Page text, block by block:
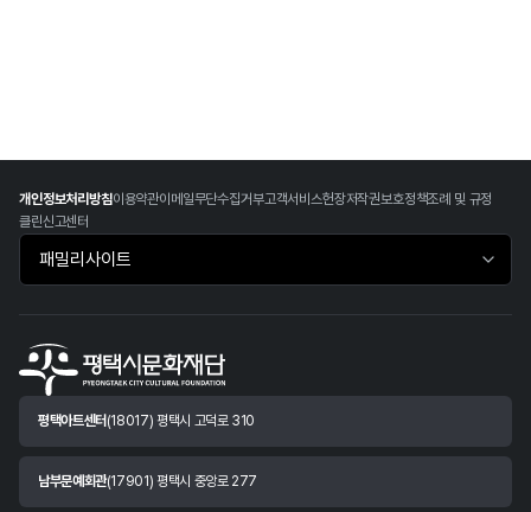
개인정보처리방침이용약관이메일무단수집거부고객서비스헌장저작권보호정책조례 및 규정
클린신고센터
패밀리사이트 바로가기
평택아트센터 (18017) 평택시 고덕로 310
남부문예회관(17901) 평택시 중앙로 277